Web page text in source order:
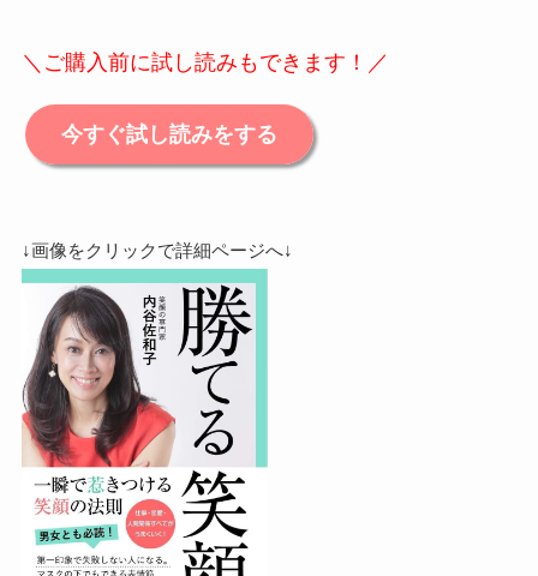
＼ご購入前に試し読みもできます！／
今すぐ試し読みをする
↓画像をクリックで詳細ページへ↓